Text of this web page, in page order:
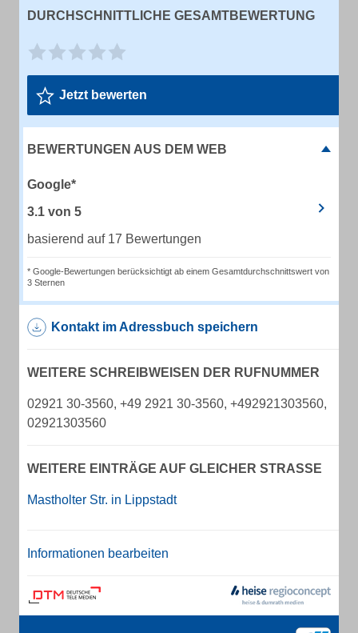
DURCHSCHNITTLICHE GESAMTBEWERTUNG
Jetzt bewerten
BEWERTUNGEN AUS DEM WEB
Google*
3.1 von 5
basierend auf 17 Bewertungen
* Google-Bewertungen berücksichtigt ab einem Gesamtdurchschnittswert von
3 Sternen
Kontakt im Adressbuch speichern
WEITERE SCHREIBWEISEN DER RUFNUMMER
02921 30-3560, +49 2921 30-3560, +492921303560,
02921303560
WEITERE EINTRÄGE AUF GLEICHER STRASSE
Mastholter Str. in Lippstadt
Informationen bearbeiten